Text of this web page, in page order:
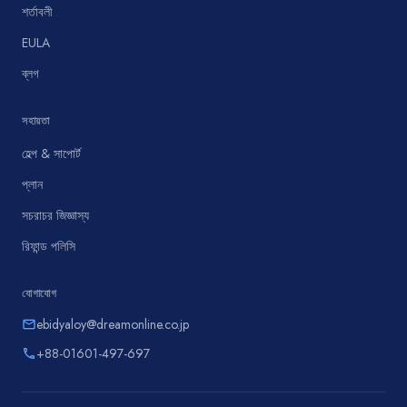
শর্তাবলী
EULA
ব্লগ
সহায়তা
হেল্প & সাপোর্ট
প্লান
সচরাচর জিজ্ঞাস্য
রিফান্ড পলিসি
যোগাযোগ
emailebidyaloy@dreamonline.co.jp
phone+88-01601-497-697